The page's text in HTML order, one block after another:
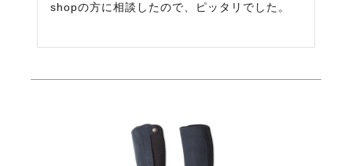
shopの方に相談したので、ピッタリでした。